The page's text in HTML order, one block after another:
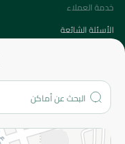
خدمة العملاء
الأسئلة الشائعة
من نحن؟
المزيد
الاسترجاع